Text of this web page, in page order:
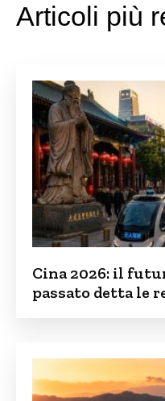
Articoli più
Cina 2026: il
passato detta le